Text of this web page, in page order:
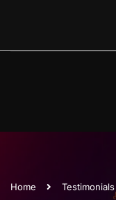
Home Testimonials